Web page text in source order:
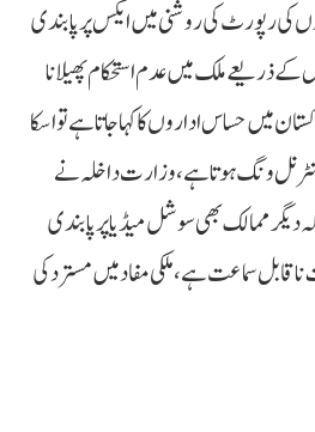
کی رپورٹ کی روشنی میں ایکس پر پابندی
کے ذریعے ملک میں عدم استحکام پھیلانا
میں حساس اداروں کا کہا جاتا ہے تو اسکا
ونگ ہوتا ہے، وزارت داخلہ نے
دیگر ممالک بھی سوشل میڈیا پرپابندی
سماعت ہے، ملکی مفاد میں مسترد کی